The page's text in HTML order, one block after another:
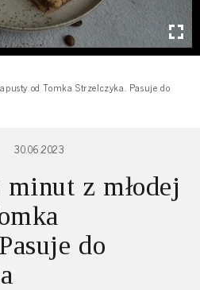
od Tomka Strzelczyka. Pasuje do
30.06.2023
z młodej
do